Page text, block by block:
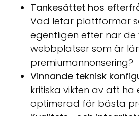
Tankesättet hos
Vad letar plattformar
egentligen efter när de
webbplatser som är
premiumannonsering?
Vinnande teknisk
kritiska vikten av att
optimerad för bästa